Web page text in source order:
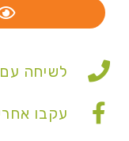
לשיחה עם יעל:
עקבו